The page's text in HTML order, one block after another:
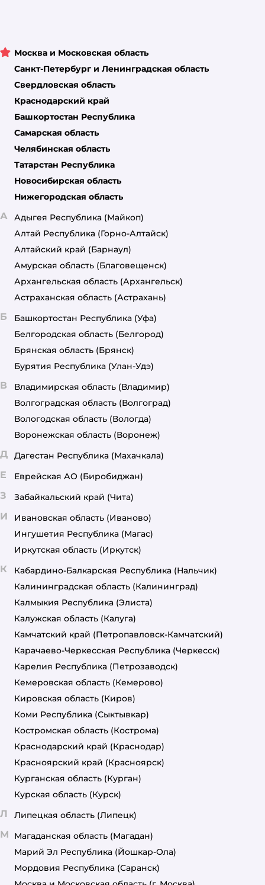
Москва и Московская область
Санкт-Петербург и Ленинградская область
Свердловская область
Краснодарский край
Башкортостан Республика
Самарская область
Челябинская область
Татарстан Республика
Новосибирская область
Нижегородская область
А Адыгея Республика (Майкоп)
Алтай Республика (Горно-Алтайск)
Алтайский край (Барнаул)
Амурская область (Благовещенск)
Архангельская область (Архангельск)
Астраханская область (Астрахань)
Б Башкортостан Республика (Уфа)
Белгородская область (Белгород)
Брянская область (Брянск)
Бурятия Республика (Улан-Удэ)
В Владимирская область (Владимир)
Волгоградская область (Волгоград)
Вологодская область (Вологда)
Воронежская область (Воронеж)
Д Дагестан Республика (Махачкала)
Е Еврейская АО (Биробиджан)
З Забайкальский край (Чита)
И Ивановская область (Иваново)
Ингушетия Республика (Магас)
Иркутская область (Иркутск)
К Кабардино-Балкарская Республика (Нальчик)
Калининградская область (Калининград)
Калмыкия Республика (Элиста)
Калужская область (Калуга)
Камчатский край (Петропавловск-Камчатский)
Карачаево-Черкесская Республика (Черкесск)
Карелия Республика (Петрозаводск)
Кемеровская область (Кемерово)
Кировская область (Киров)
Коми Республика (Сыктывкар)
Костромская область (Кострома)
Краснодарский край (Краснодар)
Красноярский край (Красноярск)
Курганская область (Курган)
Курская область (Курск)
Л Липецкая область (Липецк)
М Магаданская область (Магадан)
Марий Эл Республика (Йошкар-Ола)
Мордовия Республика (Саранск)